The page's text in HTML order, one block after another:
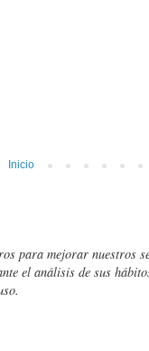
Inicio
para mejorar nuestros
el análisis de sus